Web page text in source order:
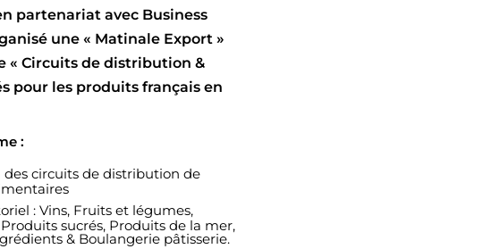
partenariat avec Business
une « Matinale Export »
« Circuits de distribution &
pour les produits français en
:
des circuits de distribution de
: Vins, Fruits et légumes,
sucrés, Produits de la mer,
& Boulangerie pâtisserie.